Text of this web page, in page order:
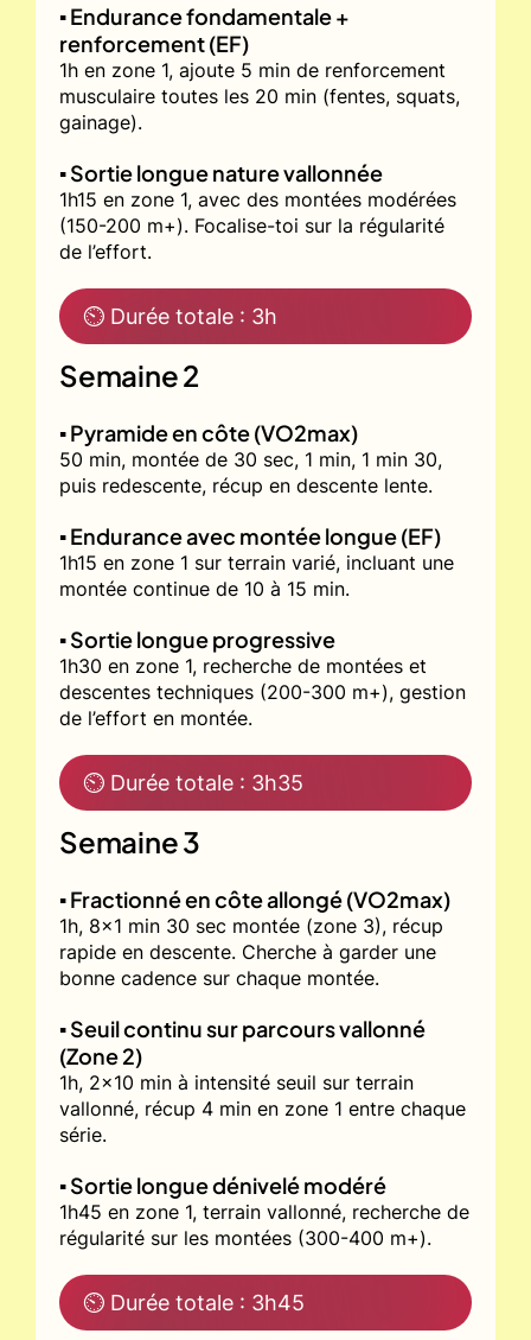
▪️ Endurance fondamentale +
renforcement (EF)
1h en zone 1, ajoute 5 min de renforcement
musculaire toutes les 20 min (fentes, squats,
gainage).
▪️ Sortie longue nature vallonnée
1h15 en zone 1, avec des montées modérées
(150-200 m+). Focalise-toi sur la régularité
de l’effort.
⏲ Durée totale : 3h
Semaine 2
▪️ Pyramide en côte (VO2max)
50 min, montée de 30 sec, 1 min, 1 min 30,
puis redescente, récup en descente lente.
▪️ Endurance avec montée longue (EF)
1h15 en zone 1 sur terrain varié, incluant une
montée continue de 10 à 15 min.
▪️ Sortie longue progressive
1h30 en zone 1, recherche de montées et
descentes techniques (200-300 m+), gestion
de l’effort en montée.
⏲ Durée totale : 3h35
Semaine 3
▪️ Fractionné en côte allongé (VO2max)
1h, 8x1 min 30 sec montée (zone 3), récup
rapide en descente. Cherche à garder une
bonne cadence sur chaque montée.
▪️ Seuil continu sur parcours vallonné
(Zone 2)
1h, 2x10 min à intensité seuil sur terrain
vallonné, récup 4 min en zone 1 entre chaque
série.
▪️ Sortie longue dénivelé modéré
1h45 en zone 1, terrain vallonné, recherche de
régularité sur les montées (300-400 m+).
⏲ Durée totale : 3h45